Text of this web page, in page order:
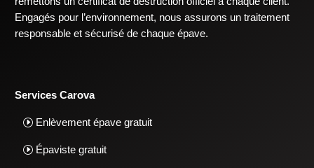
Engagés pour l’environnement, nous assurons un traitement
responsable et sécurisé de chaque épave.
Services Carova
Enlèvement épave gratuit
Épaviste gratuit